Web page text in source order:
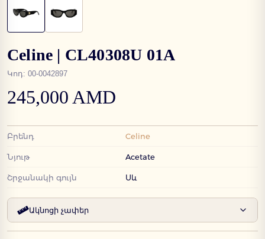
Celine | CL40308U 01A
Կոդ: 00-0042897
245,000 AMD
Բրենդ Celine
Նյութ Acetate
Շրջանակի գույն Սև
Ակնոցի չափեր